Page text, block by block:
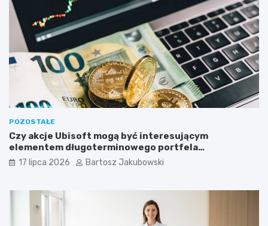
POZOSTAŁE
Czy akcje Ubisoft mogą być interesującym
elementem długoterminowego portfela
inwestycyjnego?
17 lipca 2026 Bartosz Jakubowski